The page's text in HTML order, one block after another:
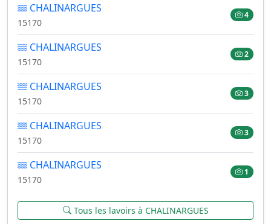
CHALINARGUES
15170
4
CHALINARGUES
15170
2
CHALINARGUES
15170
3
CHALINARGUES
15170
3
CHALINARGUES
15170
1
Tous les lavoirs à CHALINARGUES